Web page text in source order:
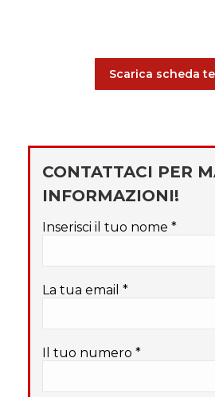
Scarica scheda
CONTATTACI PER
INFORMAZIONI!
Inserisci il tuo nome *
La tua email *
Il tuo numero *